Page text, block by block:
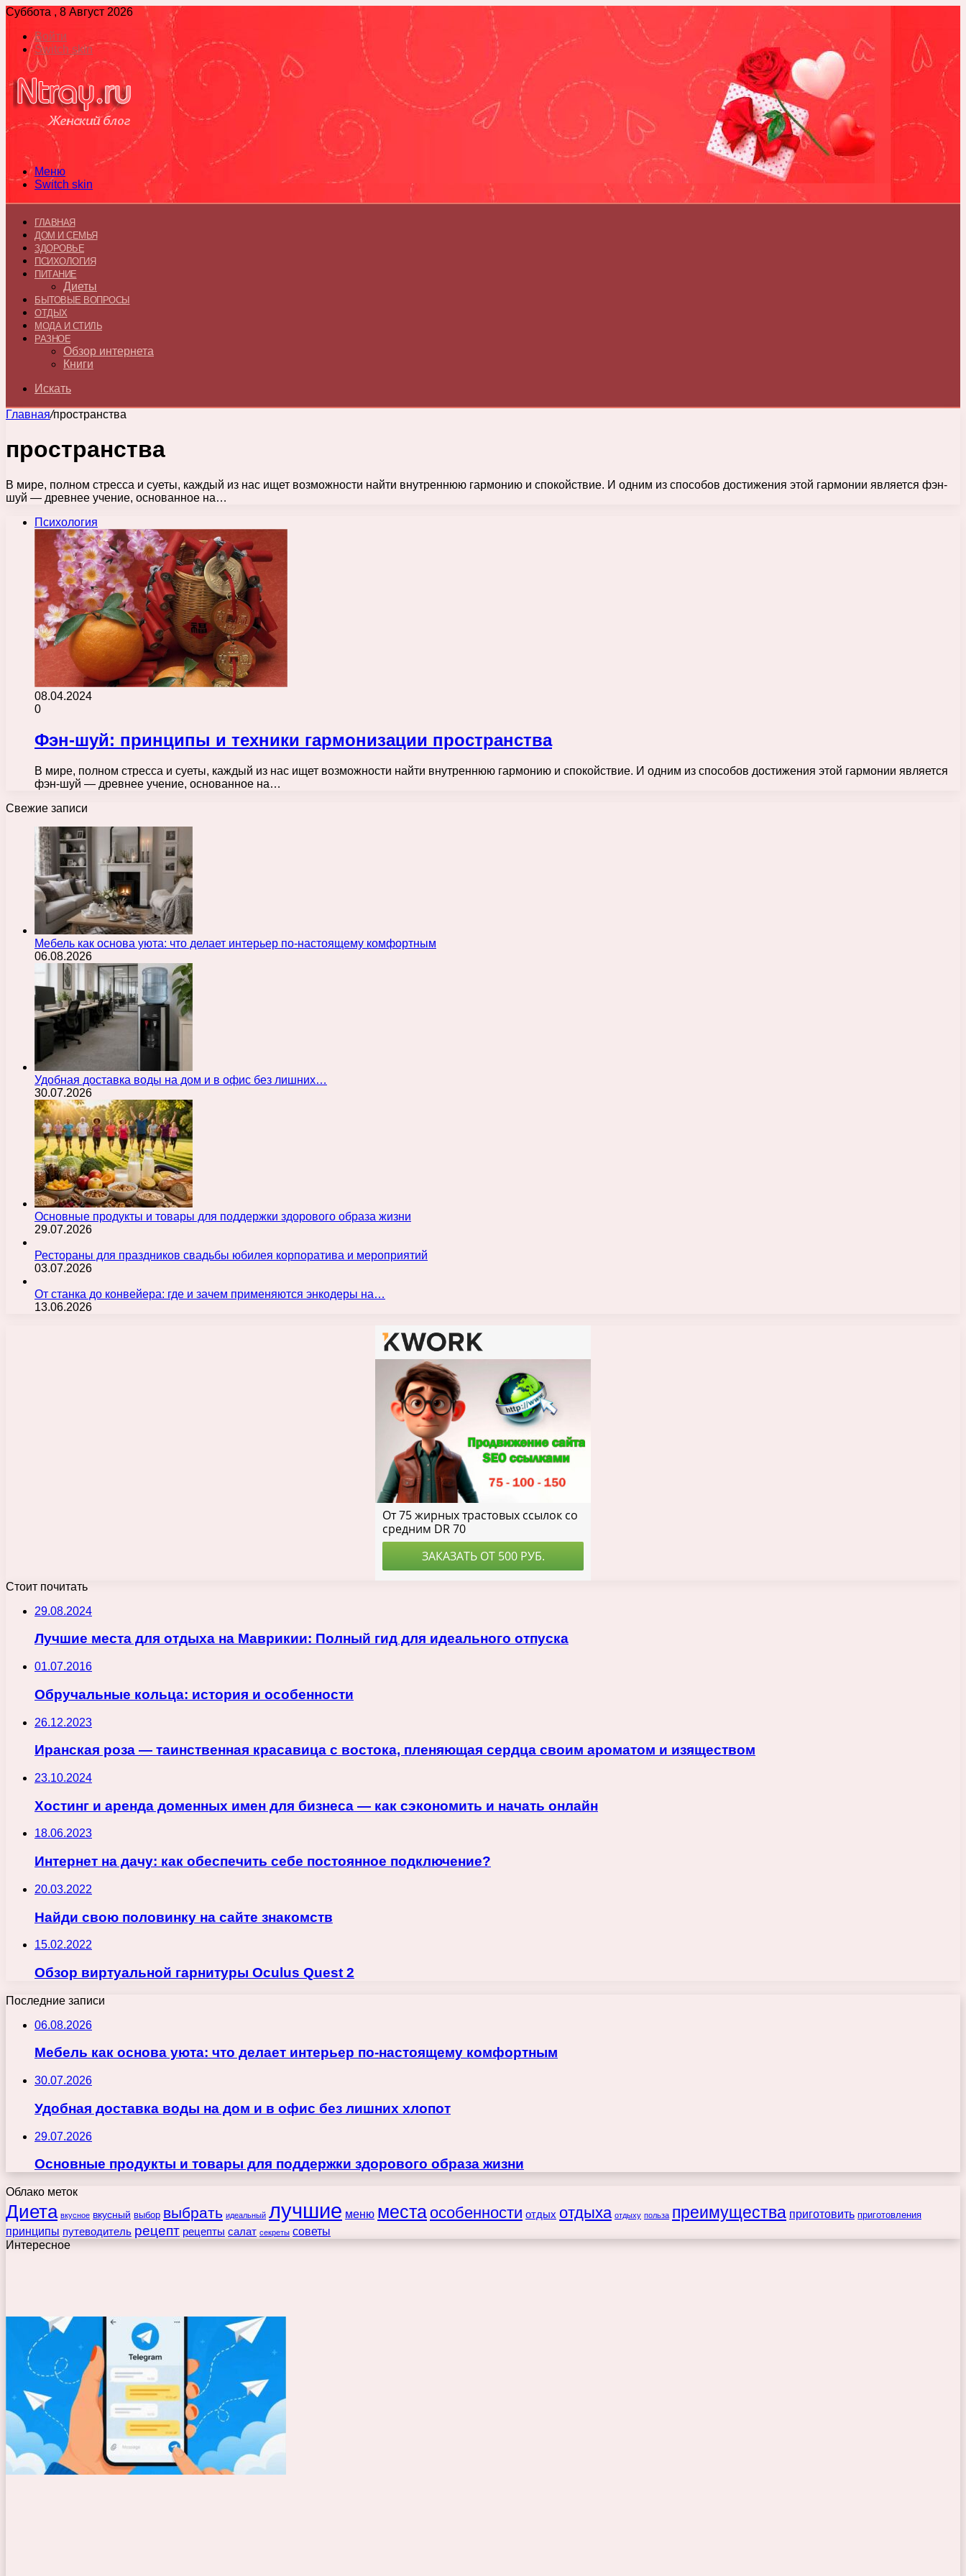
Суббота , 8 Август 2026
Войти
Switch skin
Меню
Switch skin
ГЛАВНАЯ
ДОМ И СЕМЬЯ
ЗДОРОВЬЕ
ПСИХОЛОГИЯ
ПИТАНИЕ
Диеты
БЫТОВЫЕ ВОПРОСЫ
ОТДЫХ
МОДА И СТИЛЬ
РАЗНОЕ
Обзор интернета
Книги
Искать
Главная/пространства
пространства
В мире, полном стресса и суеты, каждый из нас ищет возможности найти внутреннюю гармонию и спокойствие. И одним из способов достижения этой гармонии является фэн-
шуй — древнее учение, основанное на…
Психология
08.04.2024
0
Фэн-шуй: принципы и техники гармонизации пространства
В мире, полном стресса и суеты, каждый из нас ищет возможности найти внутреннюю гармонию и спокойствие. И одним из способов достижения этой гармонии является
фэн-шуй — древнее учение, основанное на…
Свежие записи
Мебель как основа уюта: что делает интерьер по-настоящему комфортным
06.08.2026
Удобная доставка воды на дом и в офис без лишних…
30.07.2026
Основные продукты и товары для поддержки здорового образа жизни
29.07.2026
Рестораны для праздников свадьбы юбилея корпоратива и мероприятий
03.07.2026
От станка до конвейера: где и зачем применяются энкодеры на…
13.06.2026
Стоит почитать
29.08.2024
Лучшие места для отдыха на Маврикии: Полный гид для идеального отпуска
01.07.2016
Обручальные кольца: история и особенности
26.12.2023
Иранская роза — таинственная красавица с востока, пленяющая сердца своим ароматом и изяществом
23.10.2024
Хостинг и аренда доменных имен для бизнеса — как сэкономить и начать онлайн
18.06.2023
Интернет на дачу: как обеспечить себе постоянное подключение?
20.03.2022
Найди свою половинку на сайте знакомств
15.02.2022
Обзор виртуальной гарнитуры Oculus Quest 2
Последние записи
06.08.2026
Мебель как основа уюта: что делает интерьер по-настоящему комфортным
30.07.2026
Удобная доставка воды на дом и в офис без лишних хлопот
29.07.2026
Основные продукты и товары для поддержки здорового образа жизни
Облако меток
Диета вкусное вкусный выбор выбрать идеальный лучшие меню места особенности отдых отдыха отдыху польза преимущества приготовить приготовления
принципы путеводитель рецепт рецепты салат секреты советы
Интересное